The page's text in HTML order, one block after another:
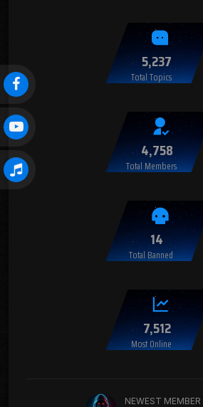
5,237
Total Topics
4,758
Total Members
14
Total Banned
7,512
Most Online
NEWEST MEMBER